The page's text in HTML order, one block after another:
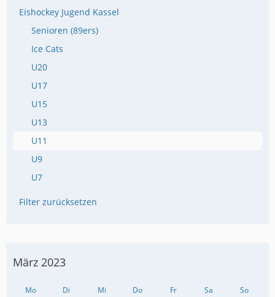
Eishockey Jugend Kassel
Senioren (89ers)
Ice Cats
U20
U17
U15
U13
U11
U9
U7
Filter zurücksetzen
März 2023
Mo Di Mi Do Fr Sa So